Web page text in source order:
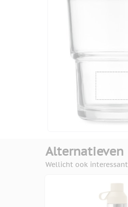
Alternatieven
Wellicht ook interessant